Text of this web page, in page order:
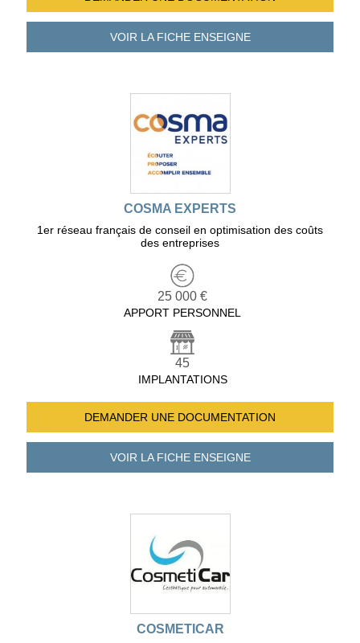
VOIR LA FICHEENSEIGNE
COSMA EXPERTS
1er réseau français de conseil en optimisation des coûts
des entreprises
25 000 €
APPORT PERSONNEL
45
IMPLANTATIONS
DEMANDER UNE DOCUMENTATION
VOIR LA FICHEENSEIGNE
COSMETICAR